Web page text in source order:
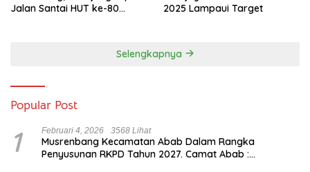
Jalan Santai HUT ke-80
2025 Lampaui Target
Selengkapnya
Popular Post
1 Februari 4, 2026 3568 Lihat
Musrenbang Kecamatan Abab Dalam Rangka
Penyusunan RKPD Tahun 2027. Camat Abab :